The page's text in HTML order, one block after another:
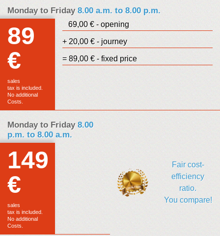
Monday to Friday 8.00 a.m. to 8.00 p.m.
89
€
sales
tax is included.
No additional
Costs.
69,00 € - opening
+ 20,00 € - journey
= 89,00 € - fixed price
Monday to Friday 8.00
p.m. to 8.00 a.m.
149
€
sales
tax is included.
No additional
Costs.
Fair cost-
efficiency
ratio.
You compare!